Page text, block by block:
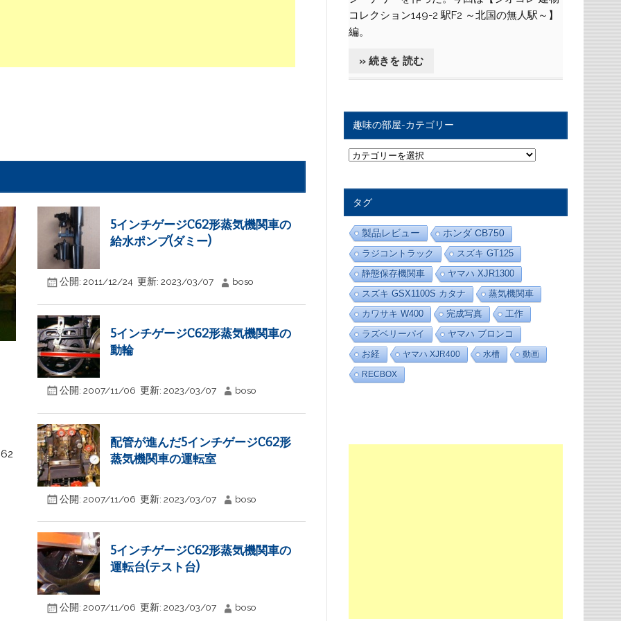
5インチゲージC62形蒸気機関車の
給水ポンプ(ダミー)
公開: 2011/12/24 更新: 2023/03/07 boso
5インチゲージC62形蒸気機関車の
動輪
公開: 2007/11/06 更新: 2023/03/07 boso
配管が進んだ5インチゲージC62形
蒸気機関車の運転室
公開: 2007/11/06 更新: 2023/03/07 boso
5インチゲージC62形蒸気機関車の
運転台(テスト台)
公開: 2007/11/06 更新: 2023/03/07 boso
コレクション149-2 駅F2 ～北国の無人駅～】
編。
» 続きを 読む
趣味の部屋-カテゴリー
趣
味
カ
テ
ゴ
リ
ー
タグ
製品レビュー
ホンダ CB750
ラジコントラック
スズキ GT125
静態保存機関車
ヤマハ XJR1300
スズキ GSX1100S カタナ
蒸気機関車
カワサキ W400
完成写真
工作
ラズベリーパイ
ヤマハ ブロンコ
お経 ヤマハ XJR400 水槽 動画
RECBOX